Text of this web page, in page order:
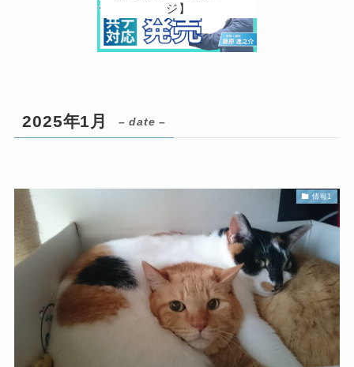
ジ】
2025年1月 – date –
情報1